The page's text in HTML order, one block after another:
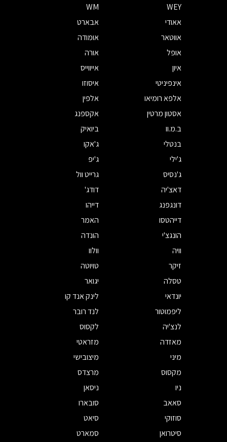
WEY
WM
אאודי
אבארט
אווטאר
אומודה
אופל
אורה
איון
אייווייס
אינפיניטי
איסוזו
אלפא רומיאו
אלפין
אסטון מרטין
אקספנג
ב.מ.וו
ביואיק
בנטלי
ג'אקו
ג'ילי
ג'יפ
ג'נסיס
גרייט וול
דאצ'יה
דודג'
דונגפנג
דייהו
דייהטסו
האמר
הונגצ'י
הונדה
וויה
וולוו
זיקר
טויוטה
טסלה
יגואר
יונדאי
לינק אנד קו
ליפמוטור
לנד רובר
לנצ'יה
לקסוס
מאזדה
מזראטי
מיני
מיצובישי
מקסוס
מרצדס
ניו
ניסאן
סאאב
סובארו
סוזוקי
סיאט
סיטרואן
סמארט